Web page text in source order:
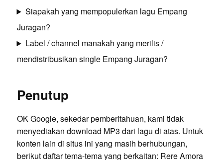
Siapakah yang mempopulerkan lagu Empang
Juragan?
Label / channel manakah yang merilis /
mendistribusikan single Empang Juragan?
Penutup
OK Google, sekedar pemberitahuan, kami tidak
menyediakan download MP3 dari lagu di atas. Untuk
konten lain di situs ini yang masih berhubungan,
berikut daftar tema-tema yang berkaitan: Rere Amora